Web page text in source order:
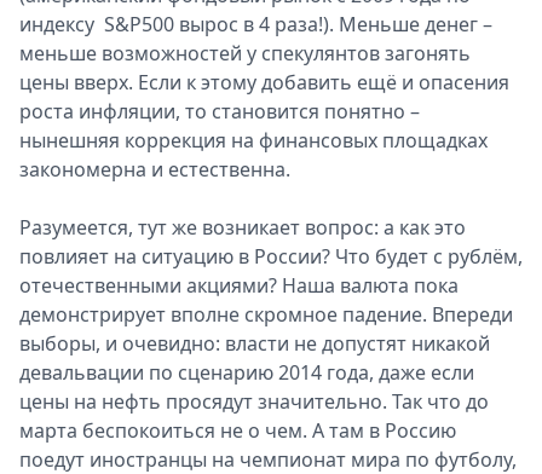
индексу S&P500 вырос в 4 раза!). Меньше денег –
меньше возможностей у спекулянтов загонять
цены вверх. Если к этому добавить ещё и опасения
роста инфляции, то становится понятно –
нынешняя коррекция на финансовых площадках
закономерна и естественна.
Разумеется, тут же возникает вопрос: а как это
повлияет на ситуацию в России? Что будет с рублём,
отечественными акциями? Наша валюта пока
демонстрирует вполне скромное падение. Впереди
выборы, и очевидно: власти не допустят никакой
девальвации по сценарию 2014 года, даже если
цены на нефть просядут значительно. Так что до
марта беспокоиться не о чем. А там в Россию
поедут иностранцы на чемпионат мира по футболу,